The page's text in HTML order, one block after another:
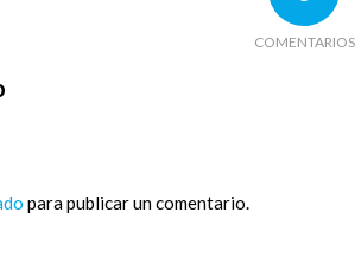
COMENTARIOS
para publicar un comentario.